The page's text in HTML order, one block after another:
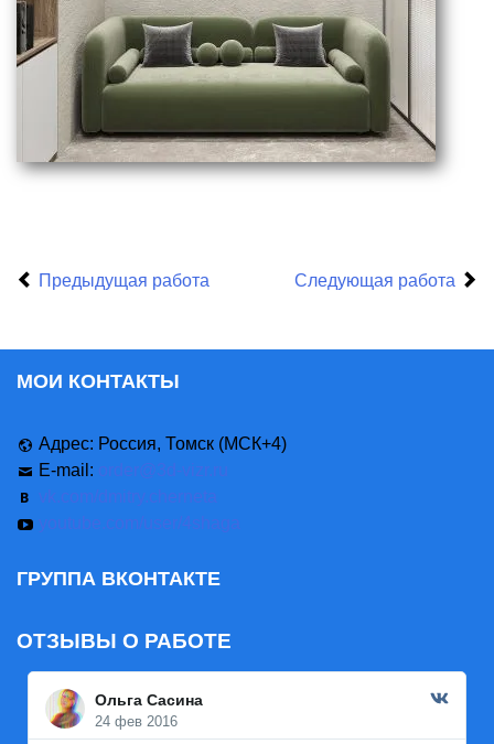
Предыдущая работа Следующая работа
МОИ КОНТАКТЫ
Адрес: Россия, Томск (МСК+4)
E-mail: order@3d-vizr.ru
vk.com/dmitry.cherneta
youtube.com/user/4shaga
ГРУППА ВКОНТАКТЕ
ОТЗЫВЫ О РАБОТЕ
Ольга Сасина
24 фев 2016